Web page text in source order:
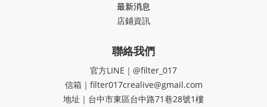
最新消息
店鋪資訊
聯絡我們
官方LINE｜@filter_017
信箱｜filter017crealive@gmail.com
地址｜​台中市東區台中路71巷28號1樓